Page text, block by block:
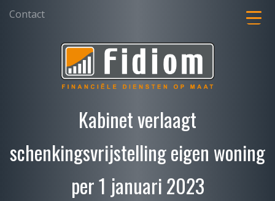
Contact
Kabinet verlaagt
schenkingsvrijstelling eigen woning
per 1 januari 2023